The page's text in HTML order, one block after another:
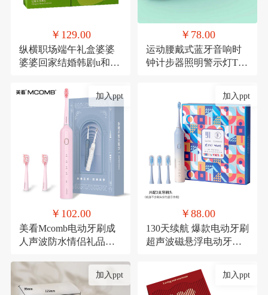
￥129.00
纵横职场端午礼盒婆婆
婆婆回家结婚韩剧u和规
￥78.00
运动腰戴式蓝牙音响时
钟计步器照明警示灯TF
加入ppt
￥102.00
美看Mcomb电动牙刷成
人声波防水情侣礼品科
加入ppt
￥88.00
130天续航 爆款电动牙刷
超声波磁悬浮电动牙刷
加入ppt 加入ppt